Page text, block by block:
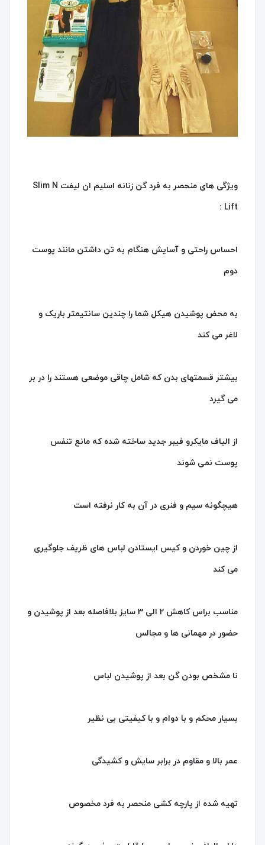
ویژگی های منحصر به فرد گن زنانه اسلیم ان لیفت Slim N
Lift :
احساس راحتی و آسایش هنگام به تن داشتن مانند پوست
دوم
به محض پوشیدن هیکل شما را چندین سانتیمتر باریک و
لاغر می کند
بیشتر قسمتهای بدن که شامل چاقی موضعی هستند را در بر
می گیرد
از الیاف مایکرو فیبر جدید ساخته شده که مانع تنفس
پوست نمی شوند
هیچگونه سیم و فنری در آن به کار نرفته است
از چین خوردن و کیس ایستادن لباس های ظریف جلوگیری
می کند
مناسب براس کاهش 2 الی 3 سایز بلافاصله بعد از پوشیدن و
حضور در مهمانی ها و مجالس
نا مشخص بودن گن بعد از پوشیدن لباس
بسیار محکم و با دوام و با کیفیتی بی نظیر
عمر بالا و مقاوم در برابر سایش و کشیدگی
تهیه شده از پارچه کشی منحصر به فرد مخصوص